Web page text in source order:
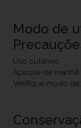
Modo de
Uso cutâneo
Aplique de manhã
Verifique modo